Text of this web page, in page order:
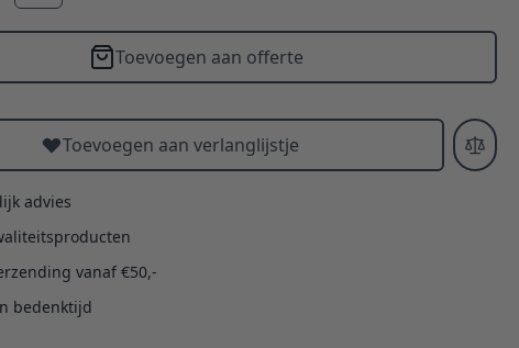
Toevoegen aan offerte
Toevoegen aan verlanglijstje
advies
vanaf €50,-
bedenktijd